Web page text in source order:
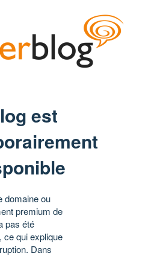
est
domaine ou
premium de
pas été
ce qui explique
Dans